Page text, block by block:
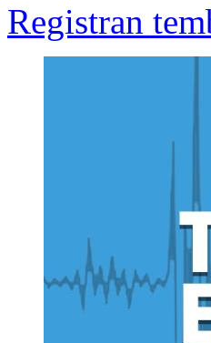
Registran